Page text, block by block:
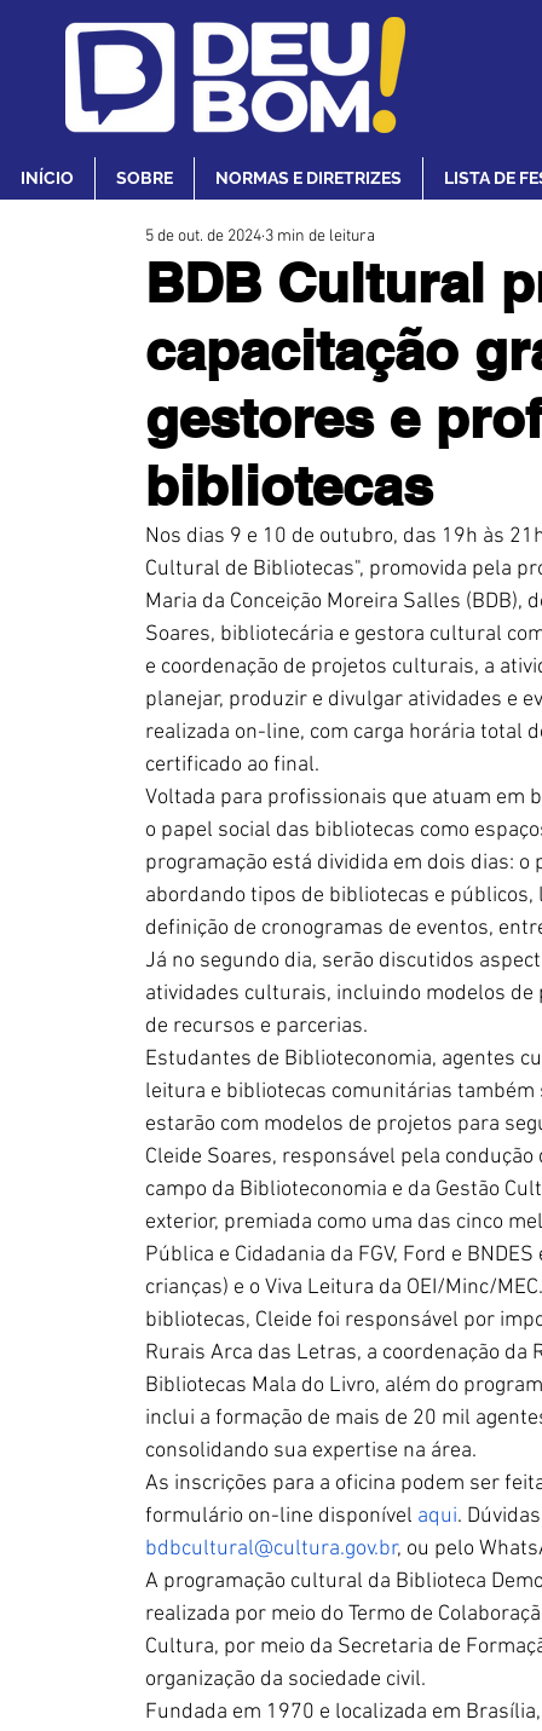
INÍCIO SOBRE NORMAS E DIRETRIZES LISTA DE
BDB Cultural
capacitação
gestores e
bibliotecas
5 de out. de 2024 3 min de leitura
Nos dias 9 e 10 de outubro, das 19h às
Cultural de Bibliotecas", promovida pela
Maria da Conceição Moreira Salles
Soares, bibliotecária e gestora cultural
e coordenação de projetos culturais, a
planejar, produzir e divulgar atividades e
realizada on-line, com carga horária total
certificado ao final.
Voltada para profissionais que atuam em
o papel social das bibliotecas como
programação está dividida em dois dias:
abordando tipos de bibliotecas e
definição de cronogramas de eventos,
Já no segundo dia, serão discutidos
atividades culturais, incluindo modelos
de recursos e parcerias.
Estudantes de Biblioteconomia, agentes
leitura e bibliotecas comunitárias
estarão com modelos de projetos para
Cleide Soares, responsável pela
campo da Biblioteconomia e da Gestão
exterior, premiada como uma das cinco
Pública e Cidadania da FGV, Ford e
crianças) e o Viva Leitura da OEI/Minc/
bibliotecas, Cleide foi responsável por
Rurais Arca das Letras, a coordenação da
Bibliotecas Mala do Livro, além do
inclui a formação de mais de 20 mil
consolidando sua expertise na área.
As inscrições para a oficina podem ser
formulário on-line disponível aqui.
bdbcultural@cultura.gov.br, ou pelo
A programação cultural da Biblioteca
realizada por meio do Termo de
Cultura, por meio da Secretaria de
organização da sociedade civil.
Fundada em 1970 e localizada em